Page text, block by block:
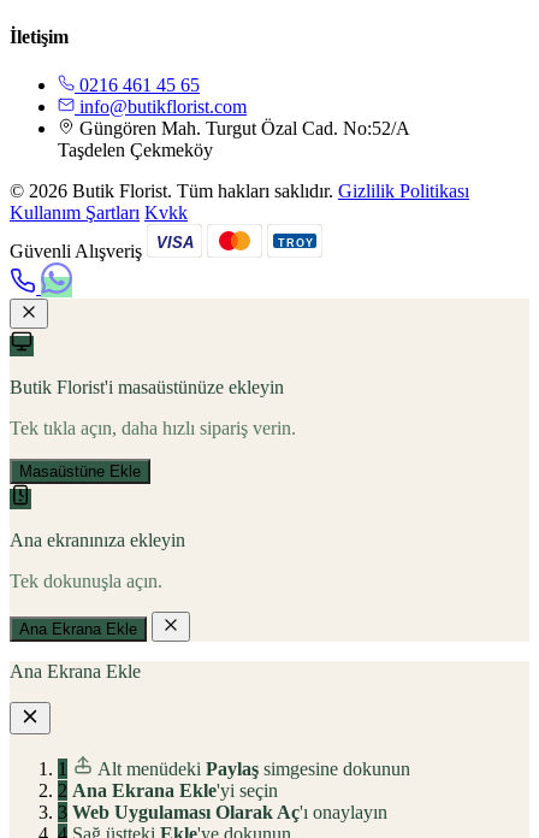
İletişim
0216 461 45 65
info@butikflorist.com
Güngören Mah. Turgut Özal Cad. No:52/A
Taşdelen Çekmeköy
© 2026 Butik Florist. Tüm hakları saklıdır. Gizlilik Politikası
Kullanım Şartları Kvkk
Güvenli Alışveriş
VISA TROY
Butik Florist'i masaüstünüze ekleyin
Tek tıkla açın, daha hızlı sipariş verin.
Masaüstüne Ekle
Ana ekranınıza ekleyin
Tek dokunuşla açın.
Ana Ekrana Ekle
Ana Ekrana Ekle
1 Alt menüdeki Paylaş simgesine dokunun
2 Ana Ekrana Ekle'yi seçin
3 Web Uygulaması Olarak Aç'ı onaylayın
4 Sağ üstteki Ekle'ye dokunun